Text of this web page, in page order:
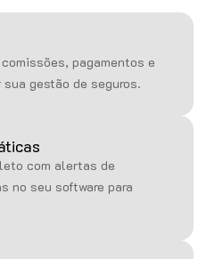
pagamentos e
gestão de seguros.
com alertas de
no seu software para